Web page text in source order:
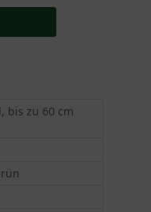
bis zu 60 cm